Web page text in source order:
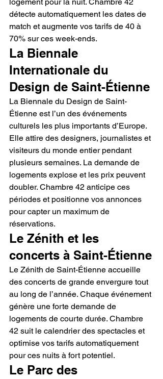
détecte automatiquement les dates de
match et augmente vos tarifs de 40 à
70% sur ces week-ends.
La Biennale
Internationale du
Design de Saint-Étienne
La Biennale du Design de Saint-
Étienne est l’un des événements
culturels les plus importants d’Europe.
Elle attire des designers, journalistes et
visiteurs du monde entier pendant
plusieurs semaines. La demande de
logements explose et les prix peuvent
doubler. Chambre 42 anticipe ces
périodes et positionne vos annonces
pour capter un maximum de
réservations.
Le Zénith et les
concerts à Saint-Étienne
Le Zénith de Saint-Étienne accueille
des concerts de grande envergure tout
au long de l’année. Chaque événement
génère une forte demande de
logements de courte durée. Chambre
42 suit le calendrier des spectacles et
optimise vos tarifs automatiquement
pour ces nuits à fort potentiel.
Le Parc des